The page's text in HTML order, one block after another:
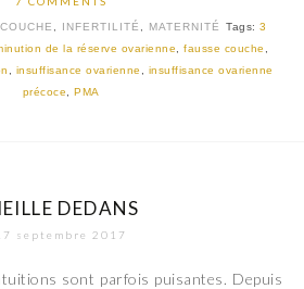
INFERTILITÉ MATERNITÉ Tags:3
de la réserve ovarienne fausse couche
insuffisance ovarienne
insuffisance ovarienne
précoce
PMA
DEDANS
septembre 2017
sont parfois puisantes. Depuis